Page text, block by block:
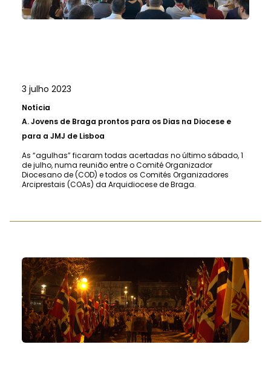
3 julho 2023
Notícia
A.Jovens de Braga prontos para os Dias na Diocese e
para a JMJ de Lisboa
As “agulhas” ficaram todas acertadas no último sábado, 1
de julho, numa reunião entre o Comité Organizador
Diocesano de (COD) e todos os Comités Organizadores
Arciprestais (COAs) da Arquidiocese de Braga.